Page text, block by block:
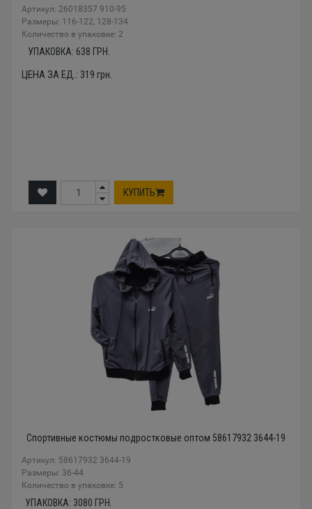
Артикул: 26018357 910-95
Размеры: 116-122, 128-134
Количество в упаковке: 2
УПАКОВКА: 638 ГРН.
ЦЕНА ЗА ЕД.: 319 грн.
КУПИТЬ
Спортивные костюмы подростковые оптом 58617932 3644-19
Артикул: 58617932 3644-19
Размеры: 36-44
Количество в упаковке: 5
УПАКОВКА: 3080 ГРН.